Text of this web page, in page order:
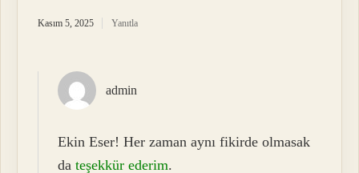
Kasım 5, 2025 Yanıtla
admin
Ekin Eser! Her zaman aynı fikirde olmasak
dateşekkür ederim.